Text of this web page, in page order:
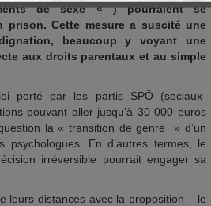
de sexe « ) pourraient se
prison. Cette mesure a suscité une
beaucoup y voyant une
aux droits parentaux et au simple
porté par les partis SPÖ (sociaux-
pouvant aller jusqu’à 30 000 euros
la « transition de genre » d’un
En d’autres termes, le
irréversible pourrait engager sa
leurs distances avec la proposition – le